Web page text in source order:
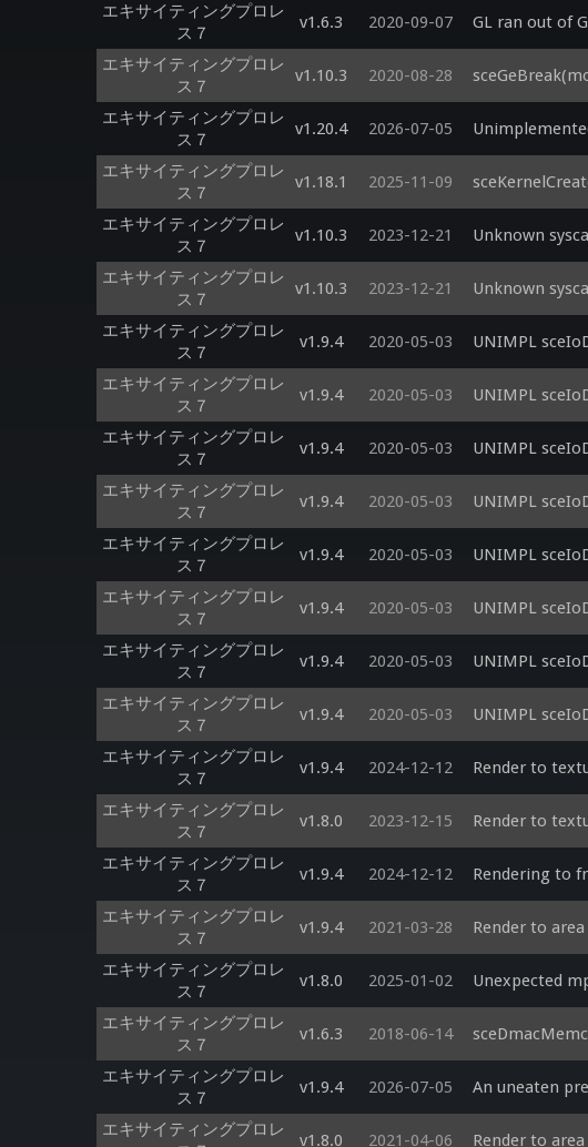
エキサイティングプロレ
ス７
v1.6.3 2020-09-07 GL ran out of
エキサイティングプロレ
ス７
v1.10.3 2020-08-28
エキサイティングプロレ
ス７
v1.20.4 2026-07-05
エキサイティングプロレ
ス７
v1.18.1 2025-11-09
エキサイティングプロレ
ス７
v1.10.3 2023-12-21 Unknown
エキサイティングプロレ
ス７
v1.10.3 2023-12-21 Unknown
エキサイティングプロレ
ス７
v1.9.4 2020-05-03 UNIMPL
エキサイティングプロレ
ス７
v1.9.4 2020-05-03 UNIMPL
エキサイティングプロレ
ス７
v1.9.4 2020-05-03 UNIMPL
エキサイティングプロレ
ス７
v1.9.4 2020-05-03 UNIMPL
エキサイティングプロレ
ス７
v1.9.4 2020-05-03 UNIMPL
エキサイティングプロレ
ス７
v1.9.4 2020-05-03 UNIMPL
エキサイティングプロレ
ス７
v1.9.4 2020-05-03 UNIMPL
エキサイティングプロレ
ス７
v1.9.4 2020-05-03 UNIMPL
エキサイティングプロレ
ス７
v1.9.4 2024-12-12 Render to
エキサイティングプロレ
ス７
v1.8.0 2023-12-15 Render to
エキサイティングプロレ
ス７
v1.9.4 2024-12-12 Rendering to
エキサイティングプロレ
ス７
v1.9.4 2021-03-28 Render to
エキサイティングプロレ
ス７
v1.8.0 2025-01-02 Unexpected
エキサイティングプロレ
ス７
v1.6.3 2018-06-14
エキサイティングプロレ
ス７
v1.9.4 2026-07-05 An uneaten
エキサイティングプロレ
v1.8.0 2021-04-06 Render to